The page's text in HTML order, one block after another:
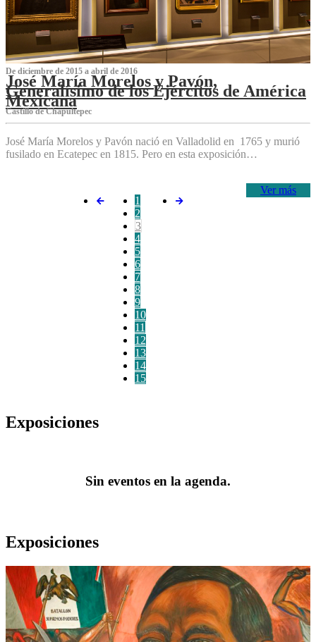
De diciembre de 2015 a abril de 2016
José María Morelos y Pavón,
Generalísimo de los Ejércitos de América
Mexicana
C‌astillo de Chapultepec
José María Morelos y Pavón nació en Valladolid en 1765 y murió
fusilado en Ecatepec en 1815. Pero en esta exposición…
Ver más
1
2
3
4
5
6
7
8
9
10
11
12
13
14
15
Exposiciones
Sin eventos en la agenda.
Exposiciones